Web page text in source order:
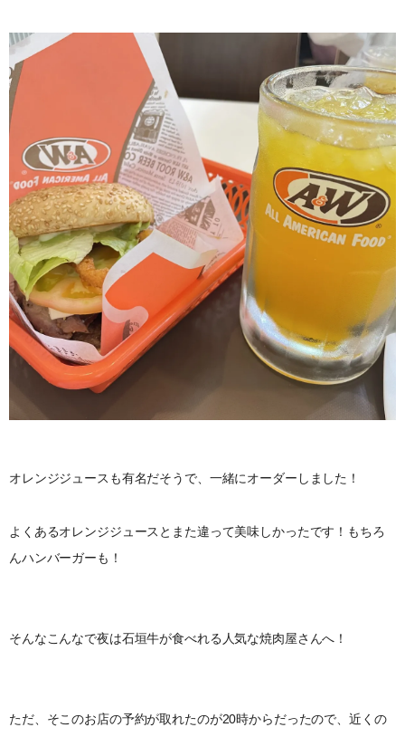
オレンジジュースも有名だそうで、一緒にオーダーしました！
よくあるオレンジジュースとまた違って美味しかったです！もちろ
んハンバーガーも！
そんなこんなで夜は石垣牛が食べれる人気な焼肉屋さんへ！
ただ、そこのお店の予約が取れたのが20時からだったので、近くの